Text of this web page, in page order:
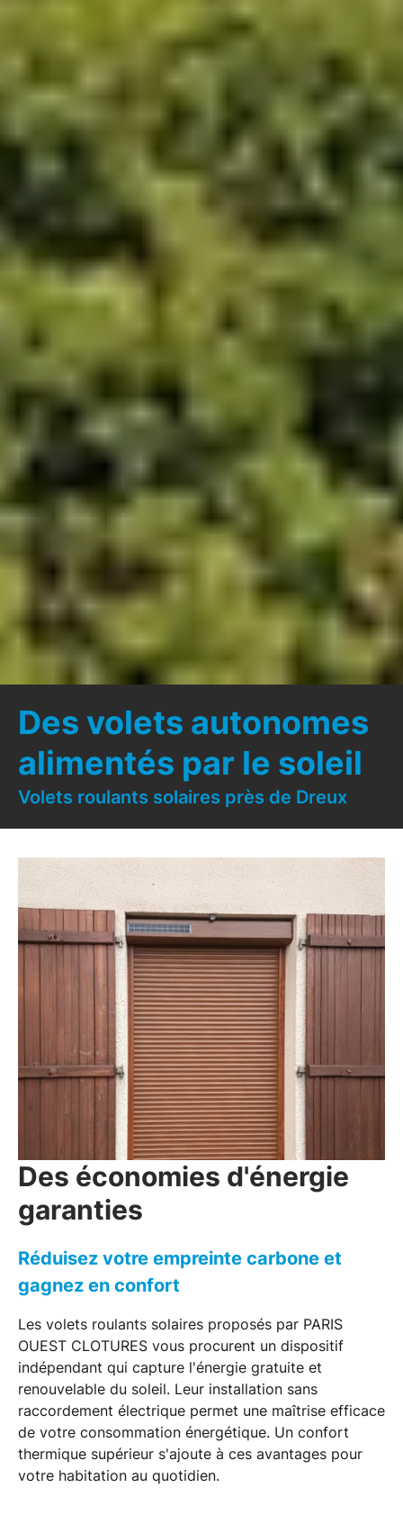
Volets roulants solaires près de Dreux
Des volets autonomes
alimentés par le soleil
Des économies d'énergie
garanties
Réduisez votre empreinte carbone et
gagnez en confort
Les volets roulants solaires proposés par PARIS
OUEST CLOTURES vous procurent un dispositif
indépendant qui capture l'énergie gratuite et
renouvelable du soleil. Leur installation sans
raccordement électrique permet une maîtrise efficace
de votre consommation énergétique. Un confort
thermique supérieur s'ajoute à ces avantages pour
votre habitation au quotidien.